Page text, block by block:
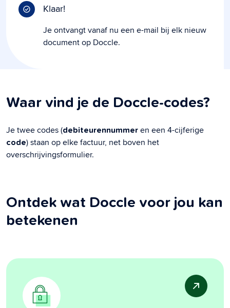
Klaar!
Je ontvangt vanaf nu een e-mail bij elk nieuw
document op Doccle.
Waar vind je de Doccle-codes?
Je twee codes (debiteurennummer en een 4-cijferige
code) staan op elke factuur, net boven het
overschrijvingsformulier.
Ontdek wat Doccle voor jou kan
betekenen